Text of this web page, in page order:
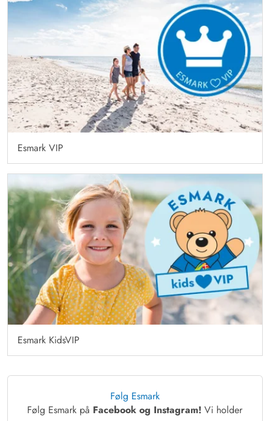
Esmark VIP
Esmark KidsVIP
Følg Esmark
Følg Esmark på Facebook og Instagram! Vi holder